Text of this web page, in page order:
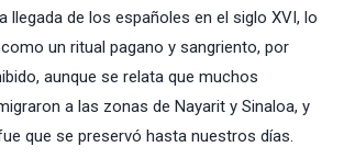
llegada de los españoles en el siglo XVI, lo
un ritual pagano y sangriento, por
aunque se relata que muchos
a las zonas de Nayarit y Sinaloa, y
que se preservó hasta nuestros días.